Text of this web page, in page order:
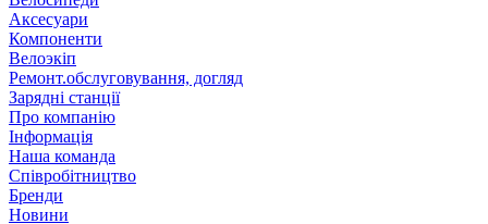
Аксесуари
Компоненти
Велоэкіп
Ремонт.обслуговування, догляд
Зарядні станції
Про компанію
Інформація
Наша команда
Співробітництво
Бренди
Новини